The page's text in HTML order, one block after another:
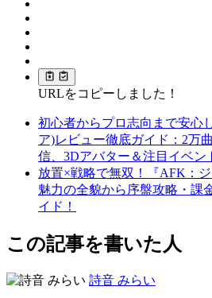
URLをコピーしました！
初心者からプロ志向まで安心
ア)レビュー徹底ガイド：2万
信、3Dアバター＆注目イベン
放置×戦略で無双！『AFK：
魅力の全貌から序盤攻略・課
イド！
この記事を書いた人
詩音 みらい